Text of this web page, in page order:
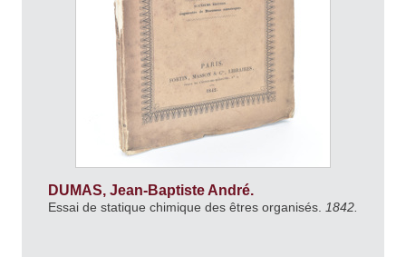
DUMAS, Jean-Baptiste André.
Essai de statique chimique des êtres organisés. 1842.